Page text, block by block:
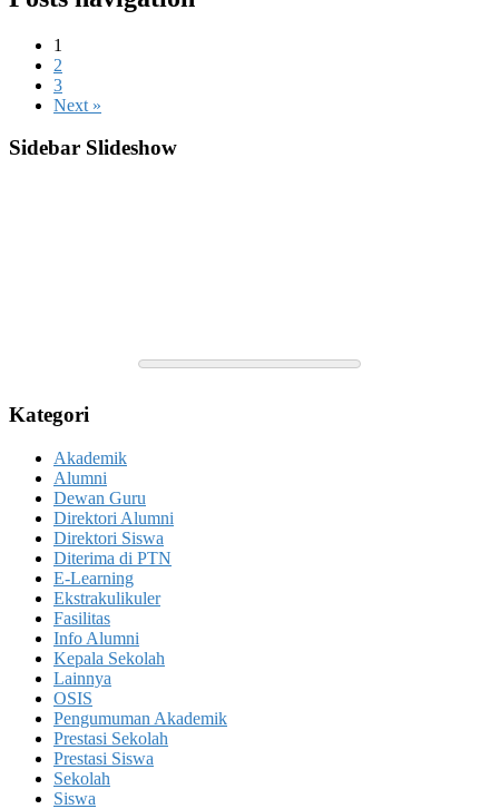
1
2
3
Next »
Sidebar Slideshow
Kategori
Akademik
Alumni
Dewan Guru
Direktori Alumni
Direktori Siswa
Diterima di PTN
E-Learning
Ekstrakulikuler
Fasilitas
Info Alumni
Kepala Sekolah
Lainnya
OSIS
Pengumuman Akademik
Prestasi Sekolah
Prestasi Siswa
Sekolah
Siswa